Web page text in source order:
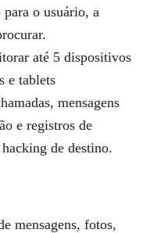
o usuário, a
até 5 dispositivos
e tablets
mensagens
e registros de
de destino.
mensagens, fotos,